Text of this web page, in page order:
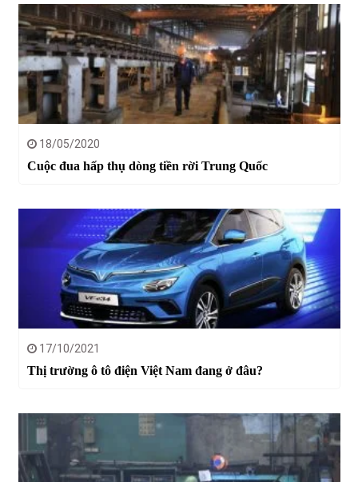
18/05/2020
Cuộc đua hấp thụ dòng tiền rời Trung Quốc
17/10/2021
Thị trường ô tô điện Việt Nam đang ở đâu?